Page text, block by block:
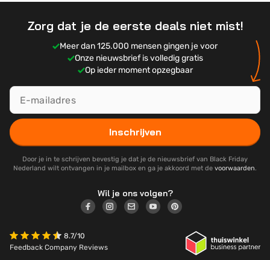
Zorg dat je de eerste deals niet mist!
Meer dan 125.000 mensen gingen je voor
Onze nieuwsbrief is volledig gratis
Op ieder moment opzegbaar
Inschrijven
Door je in te schrijven bevestig je dat je de nieuwsbrief van Black Friday
Nederland wilt ontvangen in je mailbox en ga je akkoord met de voorwaarden.
Wil je ons volgen?
8.7/10
Feedback Company Reviews